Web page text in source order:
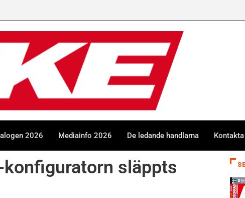
2026 Mediainfo 2026 De ledande handlarna
släppts